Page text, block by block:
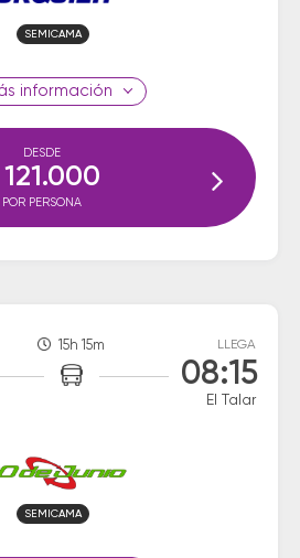
SEMICAMA
información
DESDE
121.000
POR PERSONA
15h 15m LLEGA
08:15
El Talar
SEMICAMA